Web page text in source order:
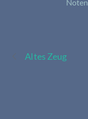
Noten
Altes Zeug